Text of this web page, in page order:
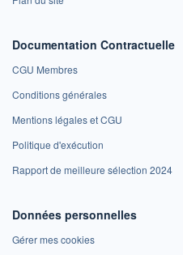
Documentation Contractuelle
CGU Membres
Conditions générales
Mentions légales et CGU
Politique d'exécution
Rapport de meilleure sélection 2024
Données personnelles
Gérer mes cookies